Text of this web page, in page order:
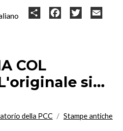
Share FacebookTwitter
COL
si...
della PCC Stampe antiche